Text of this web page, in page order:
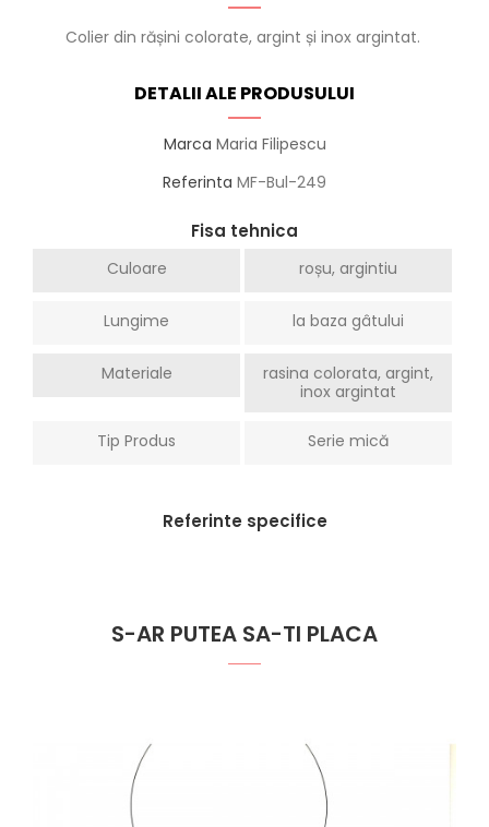
Colier din rășini colorate, argint și inox argintat.
DETALII ALE PRODUSULUI
Marca Maria Filipescu
Referinta MF-Bul-249
Fisa tehnica
Culoare roșu, argintiu
Lungime la baza gâtului
Materiale
rasina colorata, argint,
inox argintat
Tip Produs Serie mică
Referinte specifice
S-AR PUTEA SA-TI PLACA